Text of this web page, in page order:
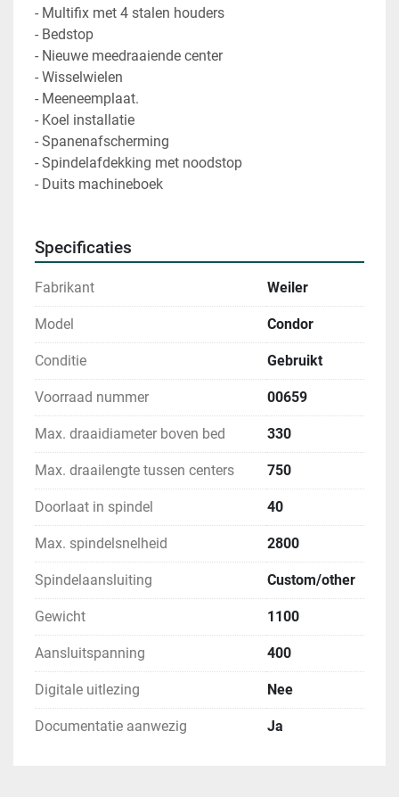
- Multifix met 4 stalen houders
- Bedstop
- Nieuwe meedraaiende center
- Wisselwielen
- Meeneemplaat.
- Koel installatie
- Spanenafscherming
- Spindelafdekking met noodstop
- Duits machineboek
Specificaties
Fabrikant Weiler
Model Condor
Conditie Gebruikt
Voorraad nummer 00659
Max. draaidiameter boven bed 330
Max. draailengte tussen centers 750
Doorlaat in spindel 40
Max. spindelsnelheid 2800
Spindelaansluiting Custom/other
Gewicht 1100
Aansluitspanning 400
Digitale uitlezing Nee
Documentatie aanwezig Ja